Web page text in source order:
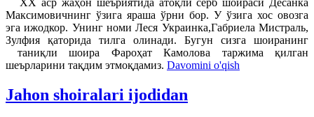
ХХ аср жаҳон шеъриятида атоқли серб шоираси Десанка
Максимовичнинг ўзига яраша ўрни бор. У ўзига хос овозга
эга ижодкор. Унинг номи Леся Украинка,Габриела Мистраль,
Зулфия қаторида тилга олинади. Бугун сизга шоиранинг
таниқли шоира Фароҳат Камолова таржима қилган
шеърларини тақдим этмоқдамиз. Davomini o'qish
Jahon shoiralari ijodidan